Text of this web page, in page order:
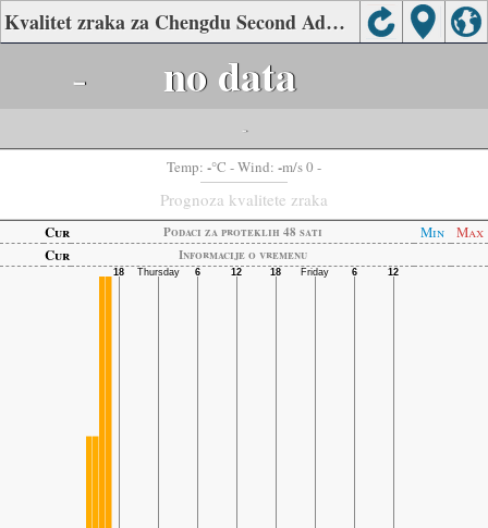
Kvalitet zraka za Chengdu Second Administrative College, Chengdu
- no data
-
Temp: -°C - Wind: -m/s 0 -
Prognoza kvalitete zraka
Cur Podaci za proteklih 48 sati Min
Max
Cur
Informacije o vremenu